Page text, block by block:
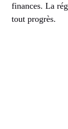
finances. La
tout progrès.